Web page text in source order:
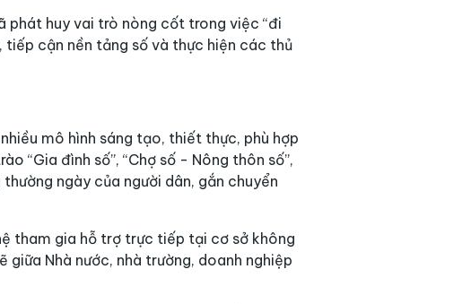
phát huy vai trò nòng cốt trong việc “đi
tiếp cận nền tảng số và thực hiện các thủ
mô hình sáng tạo, thiết thực, phù hợp
“Gia đình số”, “Chợ số - Nông thôn số”,
ngày của người dân, gắn chuyển
tham gia hỗ trợ trực tiếp tại cơ sở không
Nhà nước, nhà trường, doanh nghiệp